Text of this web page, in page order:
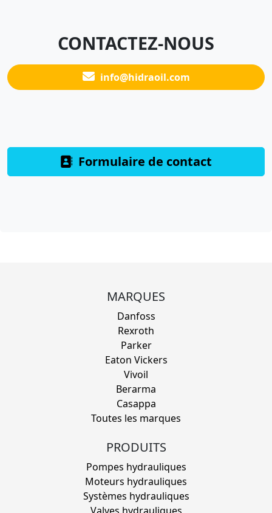
CONTACTEZ-NOUS
info@hidraoil.com
Formulaire de contact
MARQUES
Danfoss
Rexroth
Parker
Eaton Vickers
Vivoil
Berarma
Casappa
Toutes les marques
PRODUITS
Pompes hydrauliques
Moteurs hydrauliques
Systèmes hydrauliques
Valves hydrauliques